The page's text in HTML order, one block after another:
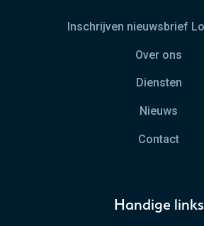
Inschrijven nieuwsbrief
Over ons
Diensten
Nieuws
Contact
Handige links